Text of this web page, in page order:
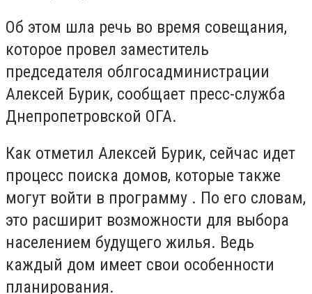
Об этом шла речь во время совещания,
которое провел заместитель
председателя облгосадминистрации
Алексей Бурик, сообщает пресс-служба
Днепропетровской ОГА.
Как отметил Алексей Бурик, сейчас идет
процесс поиска домов, которые также
могут войти в программу . По его словам,
это расширит возможности для выбора
населением будущего жилья. Ведь
каждый дом имеет свои особенности
планирования.